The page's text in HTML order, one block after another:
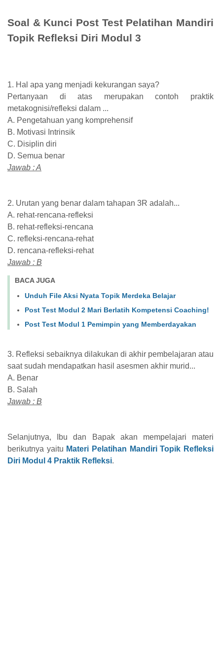
Soal & Kunci Post Test Pelatihan Mandiri
Topik Refleksi Diri Modul 3
1. Hal apa yang menjadi kekurangan saya?
Pertanyaan di atas merupakan contoh praktik
metakognisi/refleksi dalam ...
A. Pengetahuan yang komprehensif
B. Motivasi Intrinsik
C. Disiplin diri
D. Semua benar
Jawab : A
2. Urutan yang benar dalam tahapan 3R adalah...
A. rehat-rencana-refleksi
B. rehat-refleksi-rencana
C. refleksi-rencana-rehat
D. rencana-refleksi-rehat
Jawab : B
BACA JUGA
Unduh File Aksi Nyata Topik Merdeka Belajar
Post Test Modul 2 Mari Berlatih Kompetensi Coaching!
Post Test Modul 1 Pemimpin yang Memberdayakan
3. Refleksi sebaiknya dilakukan di akhir pembelajaran atau
saat sudah mendapatkan hasil asesmen akhir murid...
A. Benar
B. Salah
Jawab : B
Selanjutnya, Ibu dan Bapak akan mempelajari materi
berikutnya yaitu Materi Pelatihan Mandiri Topik Refleksi
Diri Modul 4 Praktik Refleksi.